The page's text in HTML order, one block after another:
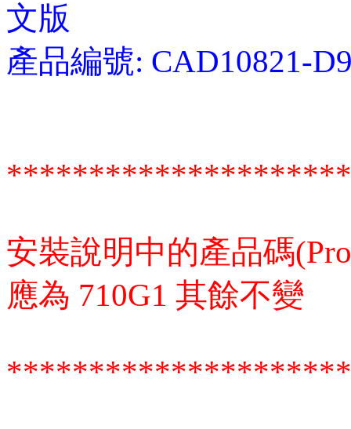
文版
產品編號: CAD10821-
安裝說明中的產品碼
應為 710G1 其餘不變